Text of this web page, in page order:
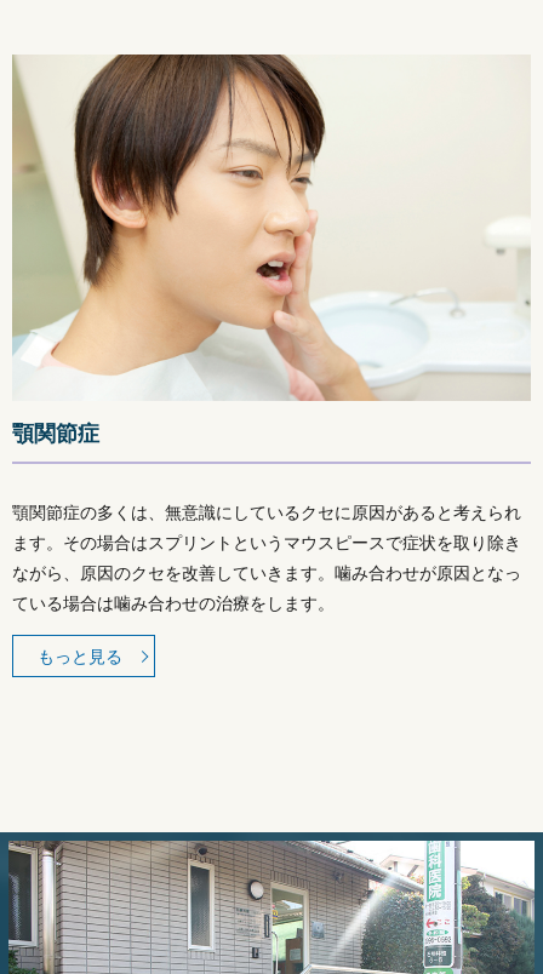
顎関節症
顎関節症の多くは、無意識にしているクセに原因があると考えられ
ます。その場合はスプリントというマウスピースで症状を取り除き
ながら、原因のクセを改善していきます。噛み合わせが原因となっ
ている場合は噛み合わせの治療をします。
もっと見る